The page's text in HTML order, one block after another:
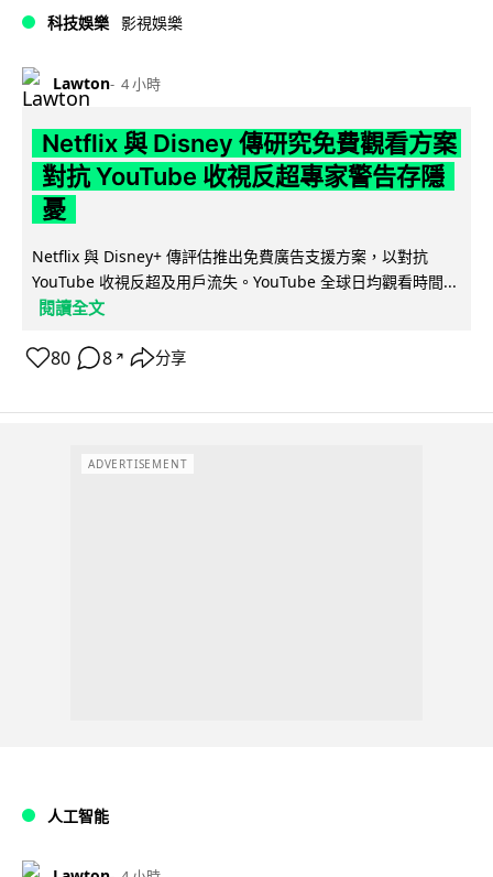
科技娛樂 影視娛樂
Lawton 4 小時
Netflix 與 Disney 傳研究免費觀看方案
對抗 YouTube 收視反超專家警告存隱
憂
Netflix 與 Disney+ 傳評估推出免費廣告支援方案，以對抗
YouTube 收視反超及用戶流失。YouTube 全球日均觀看時間...
閱讀全文
80 8 ↗ 分享
ADVERTISEMENT
人工智能